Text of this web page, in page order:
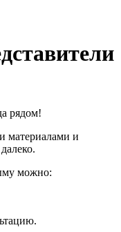
рядом!
материалами и
можно: